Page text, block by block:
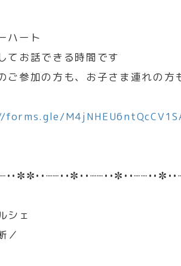
ハート
てお話できる時間です
ご参加の方も、お子さま連れの
シェ
／